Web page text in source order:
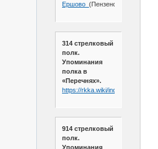
Ершово_ (Пензенская_область)
314 стрелковый
полк.
Упоминания
полка в
«Перечнях».
https://rkka.wiki/index.php/
914 стрелковый
полк.
Упоминания